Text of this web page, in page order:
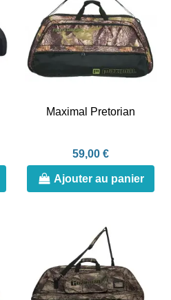
Maximal Pretorian
59,00 €
Ajouter au panier